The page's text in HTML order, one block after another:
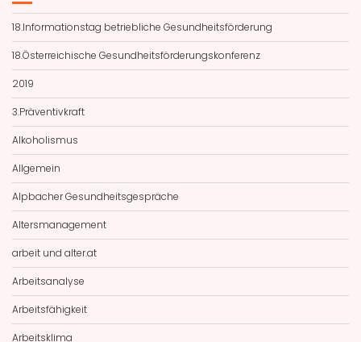
18.Informationstag betriebliche Gesundheitsförderung
18.Österreichische Gesundheitsförderungskonferenz
2019
3.Präventivkraft
Alkoholismus
Allgemein
Alpbacher Gesundheitsgespräche
Altersmanagement
arbeit und alter.at
Arbeitsanalyse
Arbeitsfähigkeit
Arbeitsklima